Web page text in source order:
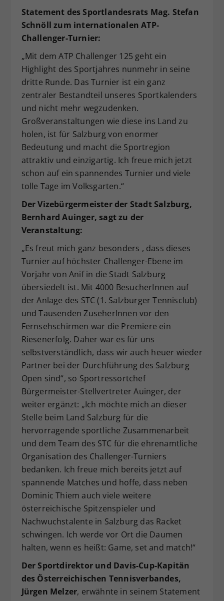
Statement des Sportlandesrats Mag. Stefan
Schnöll zum internationalen ATP-
Challenger-Turnier:
„Mit dem ATP Challenger 125 geht ein
Highlight des Sportjahres nunmehr in seine
dritte Runde. Das Turnier ist ein ganz
zentraler Bestandteil unseres Sportkalenders
und nicht mehr wegzudenken.
Großveranstaltungen wie diese ins Land zu
holen, ist für Salzburg von enormer
Bedeutung und macht die Sportregion
attraktiv und einzigartig. Ich freue mich jetzt
schon auf ein spannendes Turnier und viele
tolle Tage im Volksgarten.“
Der Vizebürgermeister der Stadt Salzburg,
Bernhard Auinger, sagt zu der
Veranstaltung:
„Es freut mich ganz besonders , dass dieses
Turnier auf höchster Challenger-Ebene im
Vorjahr von Anif in die Stadt Salzburg
übersiedelt ist. Mit 4000 BesucherInnen auf
der Anlage des STC (1. Salzburger Tennisclub)
und Tausenden ZuseherInnen vor den
Fernsehschirmen war die Premiere ein
Riesenerfolg. Daher war es für uns
selbstverständlich, dass wir auch heuer wieder
Partner bei der Durchführung des Salzburg
Open sind“, so Sportressortchef
Bürgermeister-Stellvertreter Auinger, der
weiter ergänzt: „Ich möchte mich an dieser
Stelle beim Land Salzburg für die
hervorragende sportliche Zusammenarbeit
und dem Team des STC für die ehrenamtliche
Organisation des Challenger-Turniers
bedanken. Ich freue mich bereits jetzt auf
spannende Matches und hoffe, dass neben
Dominic Thiem auch viele weitere
österreichische Spitzenspieler und
Nachwuchstalente in Salzburg das Racket
schwingen. Ich werde vor Ort die Daumen
halten, wenn es heißt: Game, set and match!“
Der Sportdirektor und Davis-Cup-Kapitän
des Österreichischen Tennisverbandes,
Jürgen Melzer, erwähnte in seinem Statement